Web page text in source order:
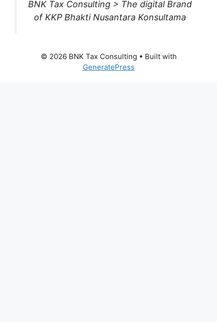
BNK Tax Consulting > The digital Brand
of KKP Bhakti Nusantara Konsultama
© 2026 BNK Tax Consulting • Built with
GeneratePress